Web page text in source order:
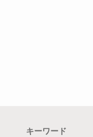
キーワード